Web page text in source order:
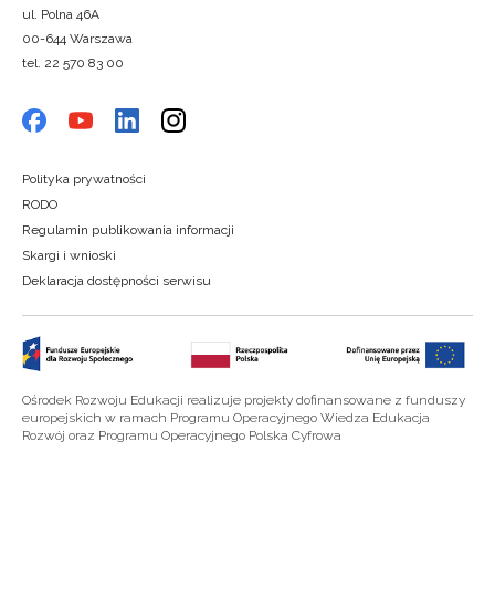
ul. Polna 46A
00-644 Warszawa
tel. 22 570 83 00
Polityka prywatności
RODO
Regulamin publikowania informacji
Skargi i wnioski
Deklaracja dostępności serwisu
Ośrodek Rozwoju Edukacji realizuje projekty dofinansowane z funduszy
europejskich w ramach Programu Operacyjnego Wiedza Edukacja
Rozwój oraz Programu Operacyjnego Polska Cyfrowa